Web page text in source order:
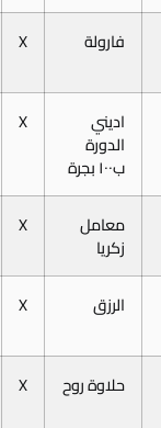
فارولة X
اديني
الدورة
ب١٠٠ بجرة
X
معامل
زكريا
X
الرزق X
حلاوة روح X